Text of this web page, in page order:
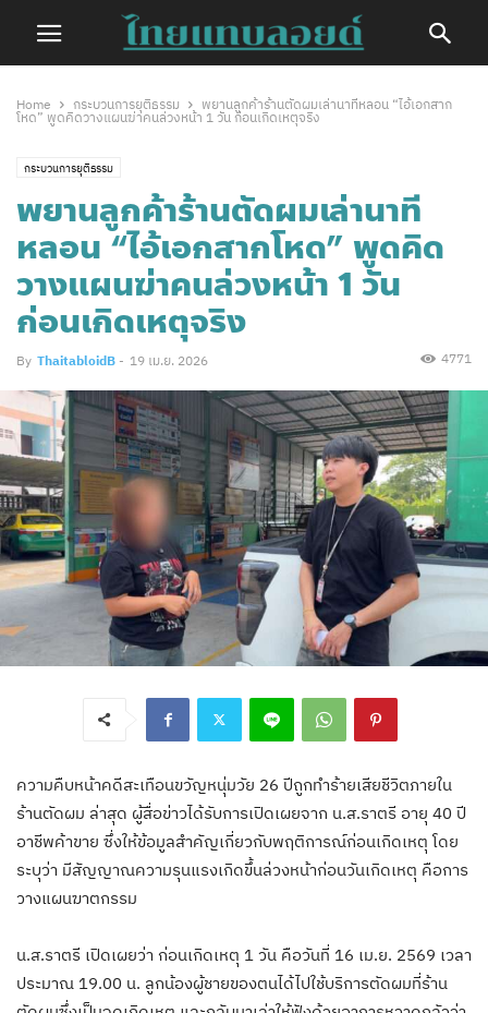
Home กระบวนการยุติธรรม
พยานลูกค้าร้านตัดผมเล่านาทีหลอน “ไอ้เอกสาก
โหด” พูดคิดวางแผนฆ่าคนล่วงหน้า 1 วัน ก่อนเกิดเหตุจริง
กระบวนการยุติธรรม
พยานลูกค้าร้านตัดผมเล่านาที
หลอน “ไอ้เอกสากโหด” พูดคิด
วางแผนฆ่าคนล่วงหน้า 1 วัน
ก่อนเกิดเหตุจริง
By ThaitabloidB - 19 เม.ย. 2026 4771
ความคืบหน้าคดีสะเทือนขวัญหนุ่มวัย 26 ปีถูกทำร้ายเสียชีวิตภายใน
ร้านตัดผม ล่าสุด ผู้สื่อข่าวได้รับการเปิดเผยจาก น.ส.ราตรี อายุ 40 ปี
อาชีพค้าขาย ซึ่งให้ข้อมูลสำคัญเกี่ยวกับพฤติการณ์ก่อนเกิดเหตุ โดย
ระบุว่า มีสัญญาณความรุนแรงเกิดขึ้นล่วงหน้าก่อนวันเกิดเหตุ คือการ
วางแผนฆาตกรรม
น.ส.ราตรี เปิดเผยว่า ก่อนเกิดเหตุ 1 วัน คือวันที่ 16 เม.ย. 2569 เวลา
ประมาณ 19.00 น. ลูกน้องผู้ชายของตนได้ไปใช้บริการตัดผมที่ร้าน